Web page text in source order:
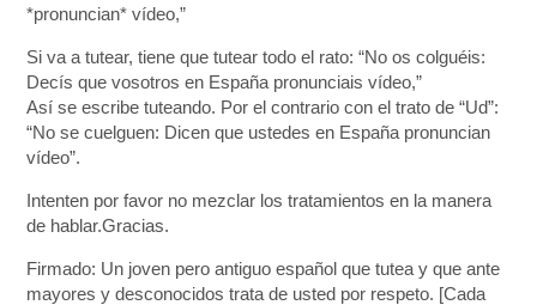
*pronuncian* vídeo,”
Si va a tutear, tiene que tutear todo el rato: “No os colguéis:
Decís que vosotros en España pronunciais vídeo,”
Así se escribe tuteando. Por el contrario con el trato de “Ud”:
“No se cuelguen: Dicen que ustedes en España pronuncian
vídeo”.
Intenten por favor no mezclar los tratamientos en la manera
de hablar.Gracias.
Firmado: Un joven pero antiguo español que tutea y que ante
mayores y desconocidos trata de usted por respeto. [Cada